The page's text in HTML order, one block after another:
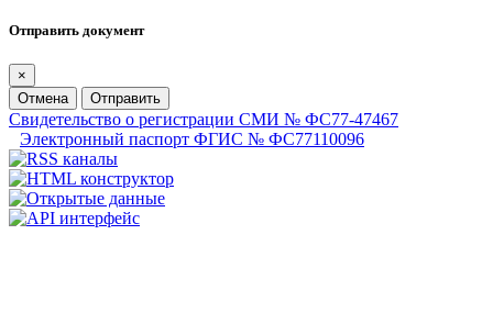
Отправить документ
×
Отмена
Отправить
Свидетельство о регистрации СМИ № ФС77-47467
Электронный паспорт ФГИС № ФС77110096